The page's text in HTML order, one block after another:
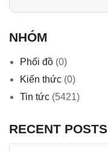
NHÓM
Phối đồ (0)
Kiến thức (0)
Tin tức (5421)
RECENT POSTS